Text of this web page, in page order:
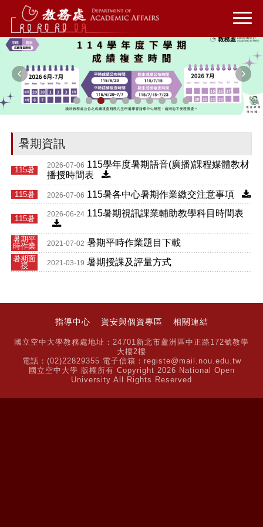
暑期資訊
115暑
2026-07-06 115學年度暑期語音(廣播)課程媒體教材
播授時間表
115暑 2026-07-06 115暑各中心暑期作業繳交注意事項
115暑
2026-06-24 115暑期視訊課業輔助教學科目時間表
暑期平
時作業
2021-07-02 暑期平時作業題目下載
暑期面
授
2021-03-19 暑期授課及評量方式
指導中心 資安與個資專區 相關連結
國立空中大學教務處地址：24701新北市蘆洲區中正路172號教學
大樓2樓
電話：(02)22829355 電子信箱：registe@mail.nou.edu.tw
國立空中大學 版權所有 Copyright 2026 National Open
University All Rights Reserved